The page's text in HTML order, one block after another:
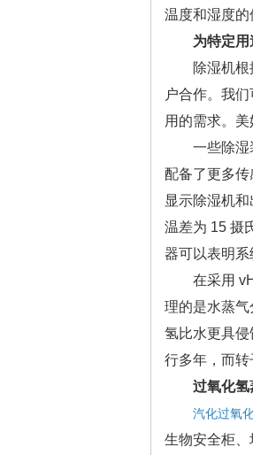
温度和湿度的
为特定用
除湿机根据
户合作。我
用的需求。
一些除湿装
配备了更多
显示除湿机
温差为 15 摄
器可以表明系
在采用
理的是水蒸
氢比水更具
行多年，而转
过氧化氢
汽化过氧
生物安全柜